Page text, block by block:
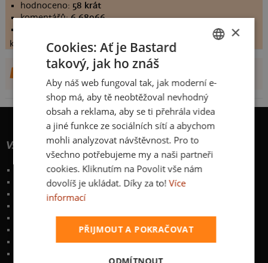
hodnoceno: 58 krát
komentářů:6.68966
konečné hodnocení:6.68966
DALŠÍ NÁVRHY OD TOM.TOTH
Vše o nákupu
Poštovné a způsoby doručení
Garance výměny či vrácení
Časté otázky
Obchodní podmínky
Ochrana osobních údajů
info@bastard.cz
SLOVAK
×
Cookies: Ať je Bastard
takový, jak ho znáš
Aby náš web fungoval tak, jak moderní e-
shop má, aby tě neobtěžoval nevhodný
obsah a reklama, aby se ti přehrála videa
a jiné funkce ze sociálních sítí a abychom
mohli analyzovat návštěvnost. Pro to
všechno potřebujeme my a naši partneři
cookies. Kliknutím na Povolit vše nám
dovolíš je ukládat. Díky za to! Více
informací
PŘIJMOUT A POKRAČOVAT
ODMÍTNOUT